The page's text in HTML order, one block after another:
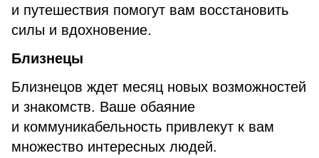
и путешествия помогут вам восстановить
силы и вдохновение.
Близнецы
Близнецов ждет месяц новых возможностей
и знакомств. Ваше обаяние
и коммуникабельность привлекут к вам
множество интересных людей.